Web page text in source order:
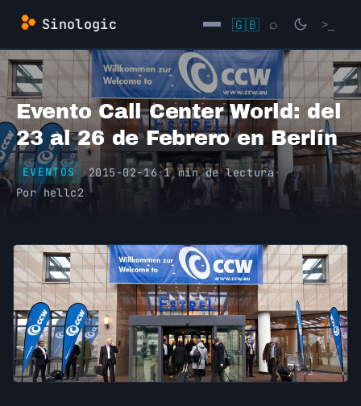
Saltar
contenido
Sinologic 🇬🇧 ⌕ >_
Evento Call Center World: del
23 al 26 de Febrero en Berlín
EVENTOS ·2015-02-16·1 min de lectura ·
Porhellc2